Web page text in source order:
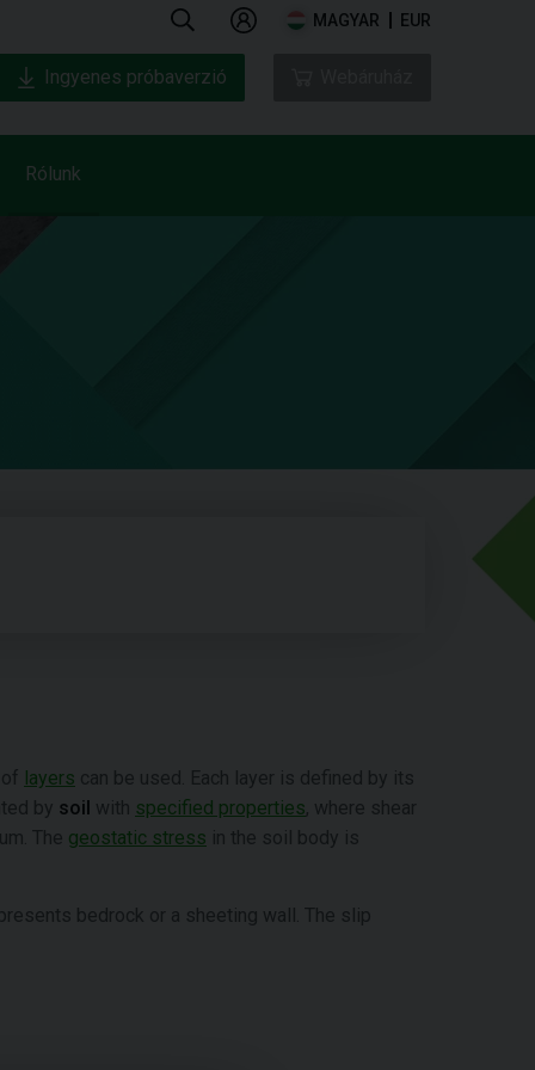
MAGYAR EUR
Rólunk
Ingyenes próbaverzió
layers can be used. Each layer is defined by its
by soil with specified properties, where shear
The geostatic stress in the soil body is
bedrock or a sheeting wall. The slip